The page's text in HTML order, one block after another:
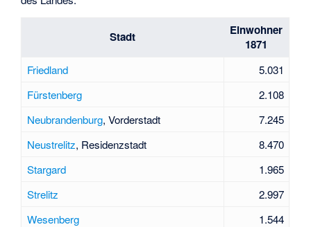
Stadt
Einwohner
1871
Friedland
5.031
Fürstenberg
2.108
Neubrandenburg, Vorderstadt
7.245
Neustrelitz, Residenzstadt
8.470
Stargard
1.965
Strelitz
2.997
Wesenberg
1.544